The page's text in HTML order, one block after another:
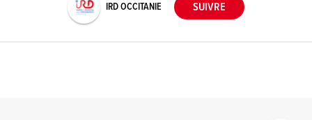
IRD OCCITANIE